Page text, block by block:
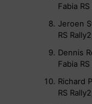
Fabia
Jeroen
RS
Dennis
Fabia
Richard
RS